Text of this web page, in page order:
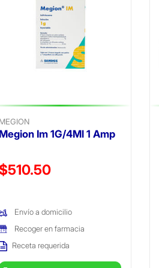
Im 1G/4Ml 1 Amp
reducido de
Envío a domicilio
Recoger en farmacia
Receta requerida